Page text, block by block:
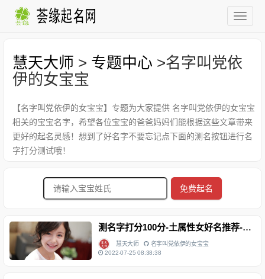
慧天大师 > 专题中心 >名字叫党依
伊的女宝宝
【名字叫党依伊的女宝宝】专题为大家提供 名字叫党依伊的女宝宝
相关的宝宝名字，希望各位宝宝的爸爸妈妈们能根据这些文章带来
更好的起名灵感！想到了好名字不要忘记点下面的测名按钮进行名
字打分测试哦！
免费起名
测名字打分100分-土属性女好名推荐-党依伊，个性命运分析
慧天大师
名字叫党依伊的女宝宝
2022-07-25 08:38:38